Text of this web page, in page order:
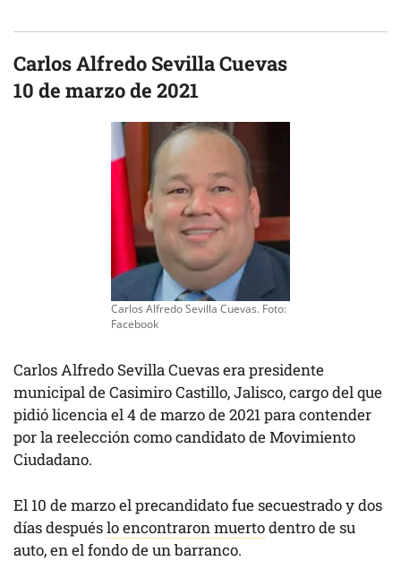
Carlos Alfredo Sevilla Cuevas
10 de marzo de 2021
Carlos Alfredo Sevilla Cuevas. Foto:
Facebook
Carlos Alfredo Sevilla Cuevas era presidente
municipal de Casimiro Castillo, Jalisco, cargo del que
pidió licencia el 4 de marzo de 2021 para contender
por la reelección como candidato de Movimiento
Ciudadano.
El 10 de marzo el precandidato fue secuestrado y dos
días despuéslo encontraron muertodentro de su
auto, en el fondo de un barranco.